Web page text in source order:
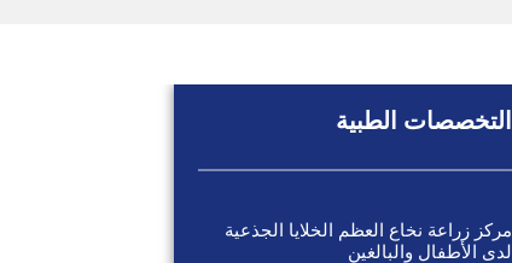
التخصصات الطبية
مركز زراعة نخاع العظم الخلايا الجذعية
لدى الأطفال والبالغين